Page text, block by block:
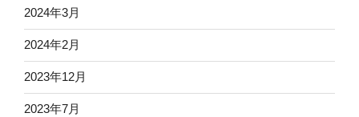
2024年3月
2024年2月
2023年12月
2023年7月